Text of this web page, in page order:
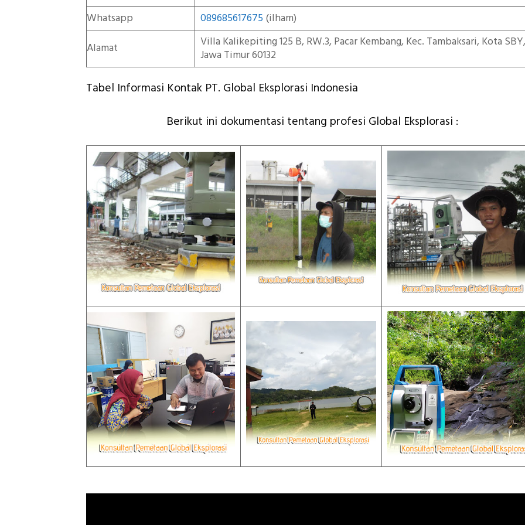
Whatsapp
089685617675 (ilham)
Alamat
Villa Kalikepiting 125 B, RW.3, Pacar Kembang, Kec. Tambaksari, Kota SBY,
Jawa Timur 60132
Tabel Informasi Kontak PT. Global Eksplorasi Indonesia
Berikut ini dokumentasi tentang profesi Global Eksplorasi :